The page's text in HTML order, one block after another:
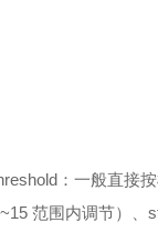
：一般直接
范围内调节）